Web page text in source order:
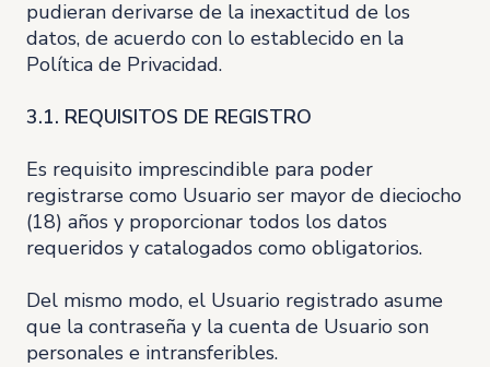
pudieran derivarse de la inexactitud de los
datos, de acuerdo con lo establecido en la
Política de Privacidad.
3.1. REQUISITOS DE REGISTRO
Es requisito imprescindible para poder
registrarse como Usuario ser mayor de dieciocho
(18) años y proporcionar todos los datos
requeridos y catalogados como obligatorios.
Del mismo modo, el Usuario registrado asume
que la contraseña y la cuenta de Usuario son
personales e intransferibles.